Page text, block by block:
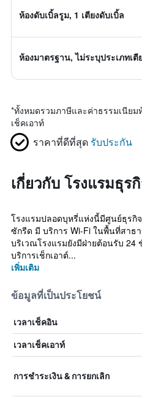
ห้องดับเบิ้ลรูม, 1 เตียงดับเบิ้ล
ห้องมาตรฐาน, ไม่ระบุประเภทเตี
*ทั้งหมดรวมภาษีและค่าธรรมเนีย
เช็คเอาท์
ราคาที่ดีที่สุด รับประกัน
เกี่ยวกับ โรงแรมธุร
โรงแรมปลอดบุหรี่แห่งนี้มีศูนย์ธุรกิ
ซักรีด มี บริการ Wi-Fi ในพื้นที่สา
บริเวณโรงแรมยังมีฝ่ายต้อนรับ 24
บริการเช็กเอาต์...
เพิ่มเติม
ข้อมูลที่เป็นประโยชน์
เวลาเช็คอิน
เวลาเช็คเอาท์
การชำระเงิน & การยกเลิก